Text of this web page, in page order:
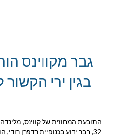
גבר מקווינס
בגין ירי הקשור
התובעת המחוזית של קווינס, מלינדה
32, חבר ידוע בכנופיית רדפרן